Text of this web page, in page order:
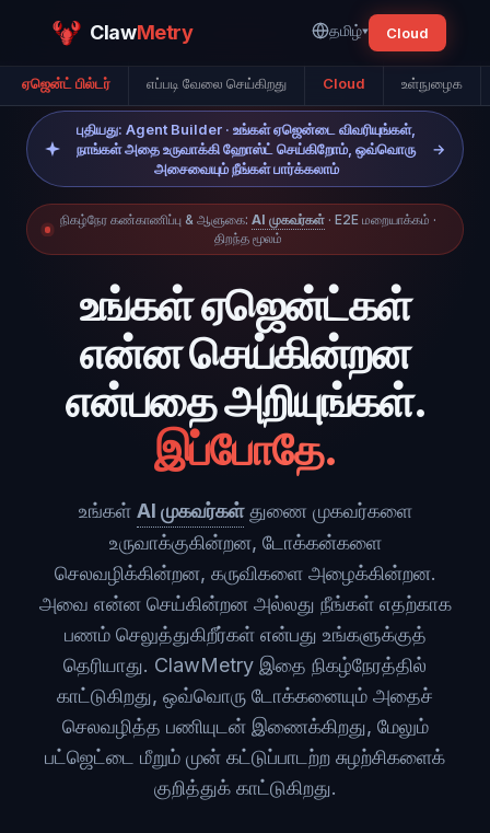
ClawMetry தமிழ்▾ Cloud
ஏஜென்ட் பில்டர் எப்படி வேலை செய்கிறது Cloud உள்நுழைக
புதியது: Agent Builder · உங்கள் ஏஜென்டை விவரியுங்கள்,
நாங்கள் அதை உருவாக்கி ஹோஸ்ட் செய்கிறோம், ஒவ்வொரு
அசைவையும் நீங்கள் பார்க்கலாம்
→
நிகழ்நேர கண்காணிப்பு & ஆளுகை: AI முகவர்கள் · E2E மறையாக்கம் ·
திறந்த மூலம்
உங்கள் ஏஜென்ட்கள்
என்ன செய்கின்றன
என்பதை அறியுங்கள்.
இப்போதே.
உங்கள் AI முகவர்கள் துணை முகவர்களை
உருவாக்குகின்றன, டோக்கன்களை
செலவழிக்கின்றன, கருவிகளை அழைக்கின்றன.
அவை என்ன செய்கின்றன அல்லது நீங்கள் எதற்காக
பணம் செலுத்துகிறீர்கள் என்பது உங்களுக்குத்
தெரியாது. ClawMetry இதை நிகழ்நேரத்தில்
காட்டுகிறது, ஒவ்வொரு டோக்கனையும் அதைச்
செலவழித்த பணியுடன் இணைக்கிறது, மேலும்
பட்ஜெட்டை மீறும் முன் கட்டுப்பாடற்ற சுழற்சிகளைக்
குறித்துக் காட்டுகிறது.